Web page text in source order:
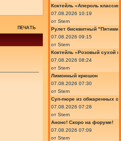
ПЕЧАТЬ
Коктейль «Апероль
07.08.2026 10:19
от Stern
Рулет бисквитный
07.08.2026 09:15
от Stern
Коктейль «Розовый сухой
07.08.2026 08:24
от Stern
Лимонный крюшон
07.08.2026 07:30
от Stern
Суп-пюре из обжаренных
07.08.2026 07:28
от Stern
Анонс! Скоро на форуме!
07.08.2026 07:09
от Stern